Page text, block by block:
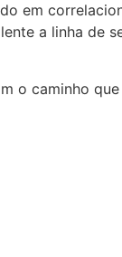
em
a linha de
caminho